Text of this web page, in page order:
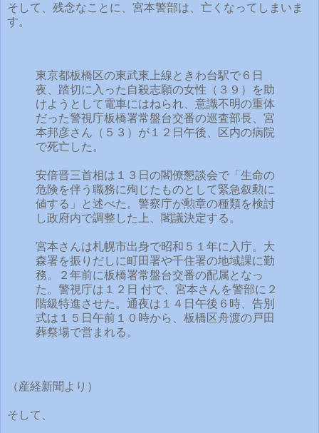
そして、残念なことに、宮本警部は、亡くなってしまいま
す。
東京都板橋区の東武東上線ときわ台駅で６日
夜、踏切に入った自殺志願の女性（３９）を助
けようとして電車にはねられ、意識不明の重体
だった警視庁板橋署常盤台交番の巡査部長、宮
本邦彦さん（５３）が１２日午後、区内の病院
で死亡した。
安倍晋三首相は１３日の閣僚懇談会で「生命の
危険を伴う職務に殉じたものとして緊急叙勲に
値する」と述べた。警察庁が勲章の種類を検討
し政府内で調整した上、閣議決定する。
宮本さんは札幌市出身で昭和５１年に入庁。大
森署を振りだしに町田署や千住署の地域課に勤
務。２年前に板橋署常盤台交番の配属となっ
た。警視庁は１２日 付で、宮本さんを警部に２
階級特進させた。通夜は１４日午後６時、告別
式は１５日午前１０時から、板橋区舟渡の戸田
葬祭場で営まれる。
（産経新聞より）
そして、